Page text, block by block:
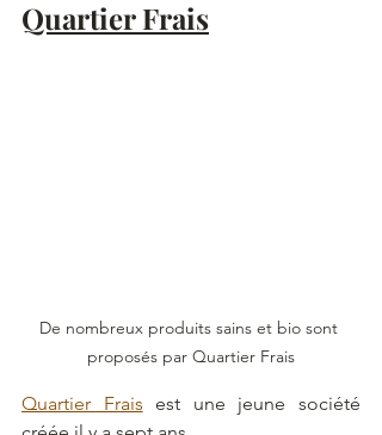
Quartier Frais
De nombreux produits sains et bio sont
proposés par Quartier Frais
Quartier Frais est une jeune société